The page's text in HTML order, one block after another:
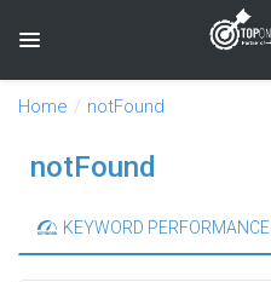
Toggle navigation
Home notFound
notFound
KEYWORD PERFORMANCE